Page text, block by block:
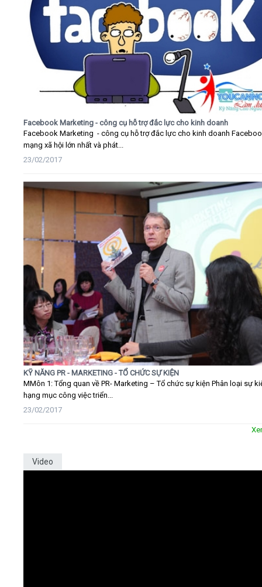
Facebook Marketing - công cụ hỗ trợ đắc lực cho kinh doanh
Facebook Marketing - công cụ hỗ trợ đắc lực cho kinh doanh
mạng xã hội lớn nhất và phát...
23/02/2017
KỸ NĂNG PR - MARKETING - TỔ CHỨC SỰ KIỆN
MMôn 1: Tổng quan về PR- Marketing – Tổ chức sự kiện Phân loại sự
hạng mục công việc triển...
23/02/2017
Video